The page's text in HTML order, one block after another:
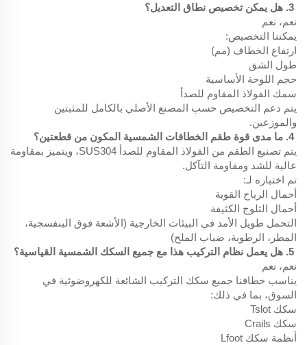
3. هل يمكن تخصيص نطاق التعديل؟
نعم، نعم
يمكننا التخصيص:
ارتفاع الخطاف (مم)
طول الشق
حجم اللوحة الأساسية
سمك الفولاذ المقاوم للصدأ
يتم دعم التخصيص حسب المصنع الأصلي بالكامل للمثبتين
والموزعين.
4. ما مدى قوة طقم الخطافات الشمسية المكون من قطعتين؟
يتم تصنيع الطقم من الفولاذ المقاوم للصدأ SUS304، ويتميز بمقاومة
عالية للشد ومقاومة التآكل.
تم اختباره لـ:
أحمال الرياح القوية
أحمال الثلوج الكثيفة
التحمل طويل الأمد في البيئات الخارجية (الأشعة فوق البنفسجية،
المطر، الرطوبة، ضباب الملح)
5. هل يعمل نظام التركيب هذا مع جميع السكك الشمسية القياسية؟
نعم، نعم
يناسب خطافنا جميع سكك التركيب الشائعة للكهروضوئية في
السوق، بما في ذلك:
سكك Tslot
سكك Crails
أنظمة سكك Lfoot